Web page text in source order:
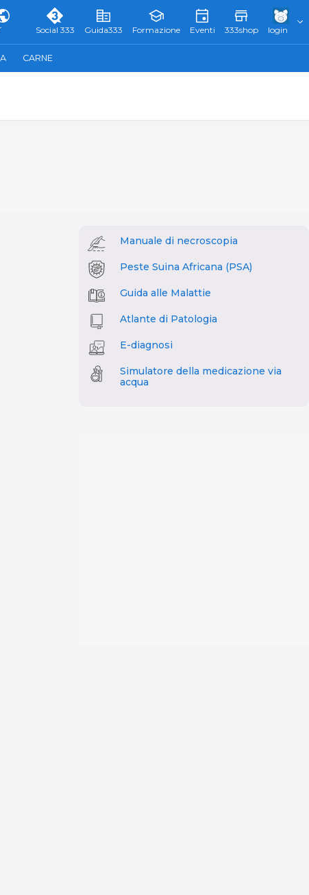
Social 333 Guida333 Formazione Eventi 333shop login
CARNE
Manuale di necroscopia
Peste Suina Africana (PSA)
Guida alle Malattie
Atlante di Patologia
E-diagnosi
Simulatore della medicazione via
acqua